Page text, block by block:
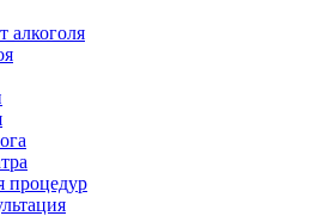
алкоголя
процедур